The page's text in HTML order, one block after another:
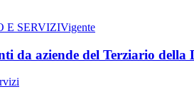
E SERVIZIVigente
da aziende del Terziario della